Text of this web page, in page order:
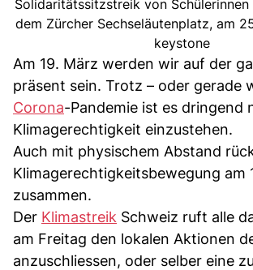
Solidaritätssitzstreik von
dem Zürcher Sechseläutenplatz, am
keystone
Am 19. März werden wir auf der
präsent sein. Trotz – oder gerade
Corona-Pandemie ist es dringend
Klimagerechtigkeit einzustehen.
Auch mit physischem Abstand
Klimagerechtigkeitsbewegung am
zusammen.
Der Klimastreik Schweiz ruft alle
am Freitag den lokalen Aktionen
anzuschliessen, oder selber eine